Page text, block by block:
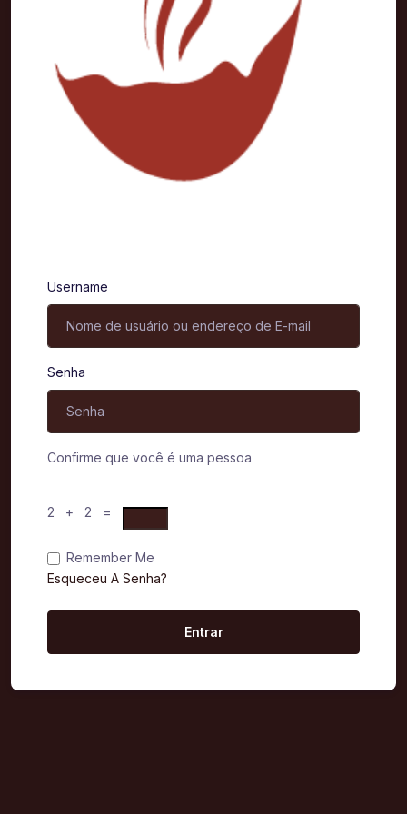
Username
Senha
Confirme que você é uma pessoa
2 + 2 =
Remember Me
Esqueceu A Senha?
Entrar